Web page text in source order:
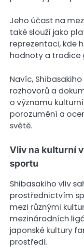
Jeho účast na
také slouží jako
reprezentaci, kde
hodnoty a tradice
Navíc,
rozhovorů a
o významu
porozumění a
světě.
Vliv na kulturní
sportu
Shibasakiho vliv
prostřednictvím
mezi různými
mezinárodních
japonské kultury
prostředí.